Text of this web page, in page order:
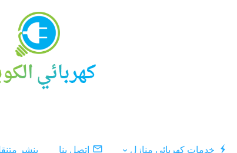
خدمات كهربائي منازل اتصل بنا بنشر